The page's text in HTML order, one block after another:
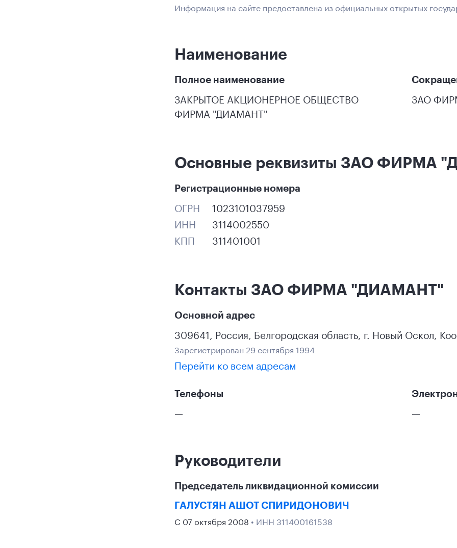
Информация на сайте предоставлена из официальных открытых
Наименование
Полное наименование
ЗАКРЫТОЕ АКЦИОНЕРНОЕ ОБЩЕСТВО
ФИРМА "ДИАМАНТ"
ЗАО
Основные реквизиты ЗАО ФИРМА
Регистрационные номера
ОГРН
1023101037959
ИНН
3114002550
КПП
311401001
Контакты ЗАО ФИРМА "ДИАМАНТ"
Основной адрес
309641, Россия, Белгородская область, г. Новый Оскол,
Зарегистрирован 29 сентября 1994
Перейти ко всем адресам
Телефоны
— —
Руководители
Председатель ликвидационной комиссии
ГАЛУСТЯН АШОТ СПИРИДОНОВИЧ
С 07 октября 2008 • ИНН 311400161538